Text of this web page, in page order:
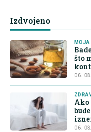
Izdvojeno
MOJA
što
06.
Ako
06.